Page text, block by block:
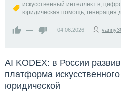
искусственный интеллект в,
юридическая помощь, генерация
— 04.06.2026
AI KODEX: в России
платформа
юридической